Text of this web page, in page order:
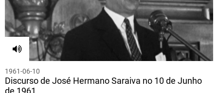
1961-06-10
Discurso de José Hermano Saraiva no 10 de Junho
de 1961